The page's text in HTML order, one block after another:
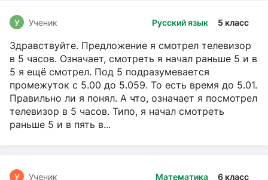
Русский язык 5 класс
У Ученик
Здравствуйте. Предложение я смотрел телевизор
в 5 часов. Означает, смотреть я начал раньше 5 и в
5 я ещё смотрел. Под 5 подразумевается
промежуток с 5.00 до 5.059. То есть время до 5.01.
Правильно ли я понял. А что, означает я посмотрел
телевизор в 5 часов. Типо, я начал смотреть
раньше 5 и в пять в...
Математика 6 класс
У Ученик